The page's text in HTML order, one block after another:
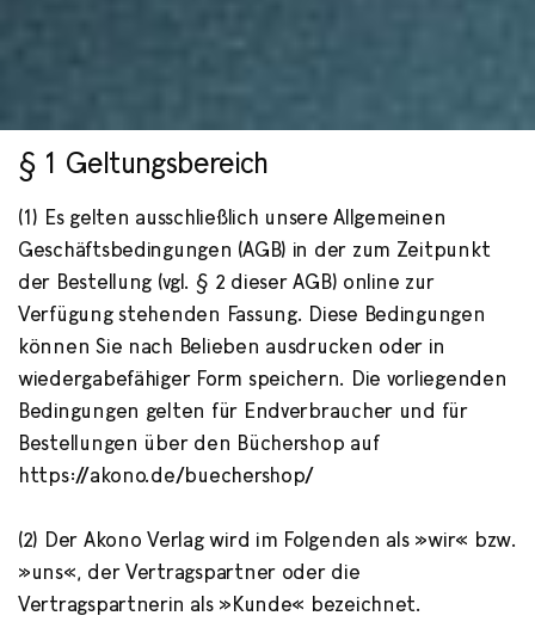
Allgemeine
Geschäftsbedingunge
n
§ 1 Geltungsbereich
(1) Es gelten ausschließlich unsere Allgemeinen
Geschäftsbedingungen (AGB) in der zum Zeitpunkt
der Bestellung (vgl. § 2 dieser AGB) online zur
Verfügung stehenden Fassung. Diese Bedingungen
können Sie nach Belieben ausdrucken oder in
wiedergabefähiger Form speichern. Die vorliegenden
Bedingungen gelten für Endverbraucher und für
Bestellungen über den Büchershop auf
https://akono.de/buechershop/
(2) Der Akono Verlag wird im Folgenden als »wir« bzw.
»uns«, der Vertragspartner oder die
Vertragspartnerin als »Kunde« bezeichnet.